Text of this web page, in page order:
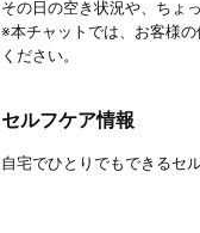
その日の空き状況や、ちょ
※本チャットでは、お客様
ください。
セルフケア情報
自宅でひとりでもできるセ